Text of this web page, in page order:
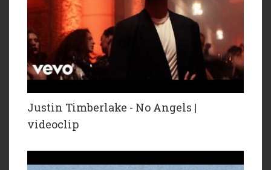
Justin Timberlake - No Angels |
videoclip